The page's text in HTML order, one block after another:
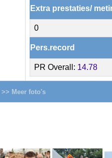
Extra prestaties/
0
Pers.record
PR Overall: 14.78
>> Meer foto's